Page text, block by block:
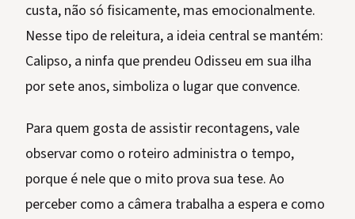
custa, não só fisicamente, mas emocionalmente.
Nesse tipo de releitura, a ideia central se mantém:
Calipso, a ninfa que prendeu Odisseu em sua ilha
por sete anos, simboliza o lugar que convence.
Para quem gosta de assistir recontagens, vale
observar como o roteiro administra o tempo,
porque é nele que o mito prova sua tese. Ao
perceber como a câmera trabalha a espera e como